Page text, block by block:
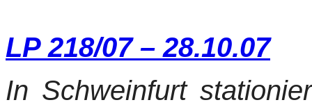
LP 218/07 – 28.10.07
In Schweinfurt